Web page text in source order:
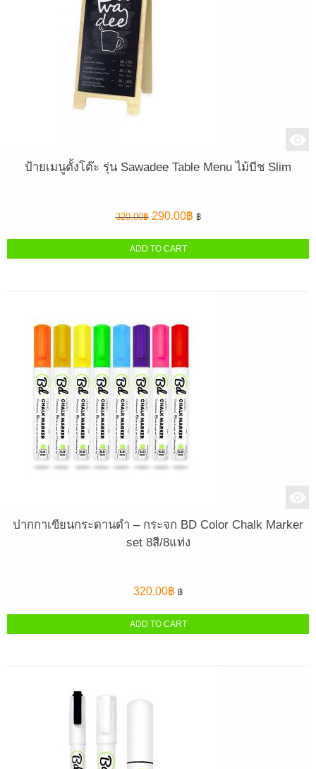
ป้ายเมนูตั้งโต๊ะ รุ่น Sawadee Table Menu ไม้บีช Slim
320.00฿ Original
was:
290.00฿Current
฿
ADD TO CART
ปากกาเขียนกระดานดำ – กระจก BD Color Chalk Marker
set 8สี/8แท่ง
320.00฿ ฿
ADD TO CART